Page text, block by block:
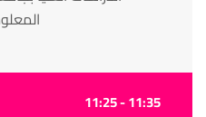
11:35 - 11:25